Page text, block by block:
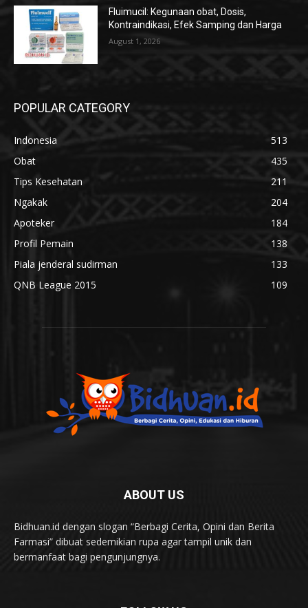
Fluimucil: Kegunaan obat, Dosis,
Kontraindikasi, Efek Samping dan Harga
August 1, 2026
POPULAR CATEGORY
Indonesia
513
Obat
435
Tips Kesehatan
211
Ngakak
204
Apoteker
184
Profil Pemain
138
Piala jenderal sudirman
133
QNB League 2015
109
ABOUT US
Bidhuan.id dengan slogan “Berbagi Cerita, Opini dan Berita
Farmasi” dibuat sedemikian rupa agar tampil unik dan
bermanfaat bagi pengunjungnya.